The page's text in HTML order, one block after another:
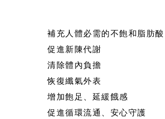
補充人體必需的不飽和脂肪酸
促進新陳代謝
清除體內負擔
恢復纖氣外表
增加飽足、延緩餓感
促進循環流通、安心守護